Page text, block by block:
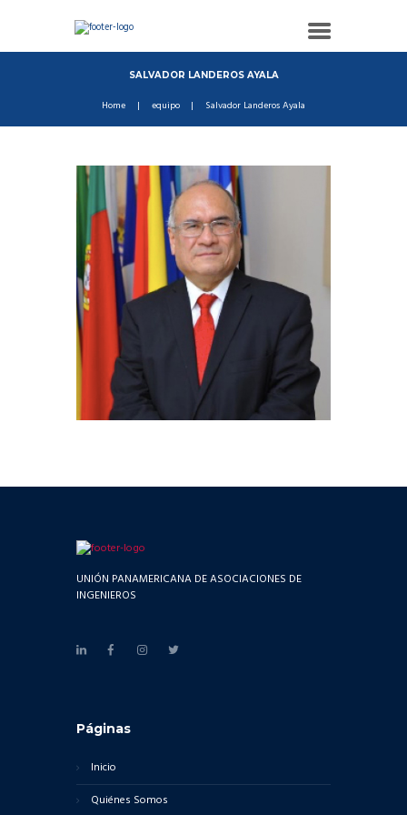
SALVADOR LANDEROS AYALA
Home equipo Salvador Landeros Ayala
UNIÓN PANAMERICANA DE ASOCIACIONES DE
INGENIEROS
Páginas
Inicio
Quiénes Somos